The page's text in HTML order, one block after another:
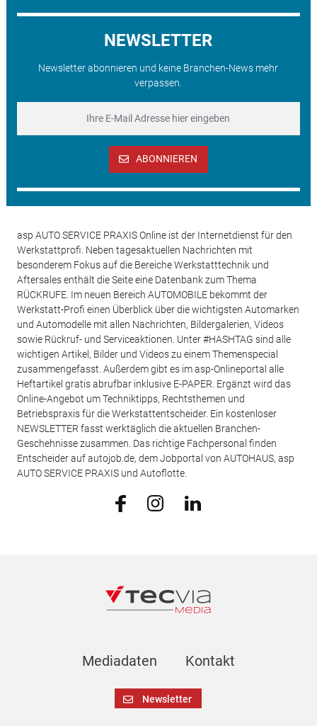
NEWSLETTER
Newsletter abonnieren und keine Branchen-News mehr
verpassen.
ABONNIEREN
asp AUTO SERVICE PRAXIS Online ist der Internetdienst für den
Werkstattprofi. Neben tagesaktuellen Nachrichten mit
besonderem Fokus auf die Bereiche Werkstatttechnik und
Aftersales enthält die Seite eine Datenbank zum Thema
RÜCKRUFE. Im neuen Bereich AUTOMOBILE bekommt der
Werkstatt-Profi einen Überblick über die wichtigsten Automarken
und Automodelle mit allen Nachrichten, Bildergalerien, Videos
sowie Rückruf- und Serviceaktionen. Unter #HASHTAG sind alle
wichtigen Artikel, Bilder und Videos zu einem Themenspecial
zusammengefasst. Außerdem gibt es im asp-Onlineportal alle
Heftartikel gratis abrufbar inklusive E-PAPER. Ergänzt wird das
Online-Angebot um Techniktipps, Rechtsthemen und
Betriebspraxis für die Werkstattentscheider. Ein kostenloser
NEWSLETTER fasst werktäglich die aktuellen Branchen-
Geschehnisse zusammen. Das richtige Fachpersonal finden
Entscheider auf autojob.de, dem Jobportal von AUTOHAUS, asp
AUTO SERVICE PRAXIS und Autoflotte.
Mediadaten Kontakt
Newsletter